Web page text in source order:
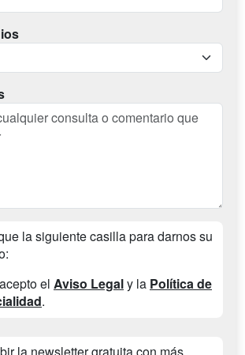
la siguiente casilla para darnos su
el Aviso Legaly la Política de
.